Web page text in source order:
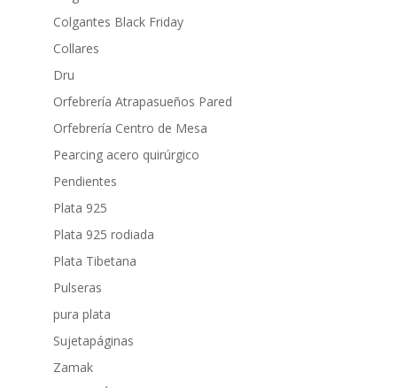
Colgantes Black Friday
Collares
Dru
Orfebrería Atrapasueños Pared
Orfebrería Centro de Mesa
Pearcing acero quirúrgico
Pendientes
Plata 925
Plata 925 rodiada
Plata Tibetana
Pulseras
pura plata
Sujetapáginas
Zamak